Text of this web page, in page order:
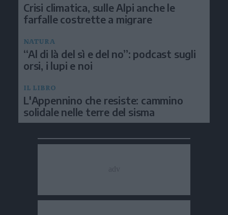
Crisi climatica, sulle Alpi anche le
farfalle costrette a migrare
NATURA
“Al di là del sì e del no”: podcast sugli
orsi, i lupi e noi
IL LIBRO
L'Appennino che resiste: cammino
solidale nelle terre del sisma